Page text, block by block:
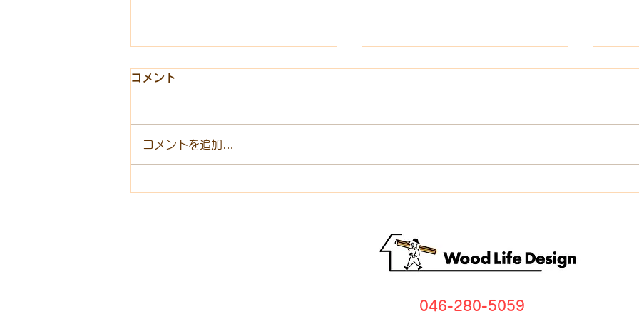
無垢床のお手入れは大変？よ
吹き抜けって本当に暑い？寒
デメリット
なぜ
コメント
コメントを追加…
046-280-5059